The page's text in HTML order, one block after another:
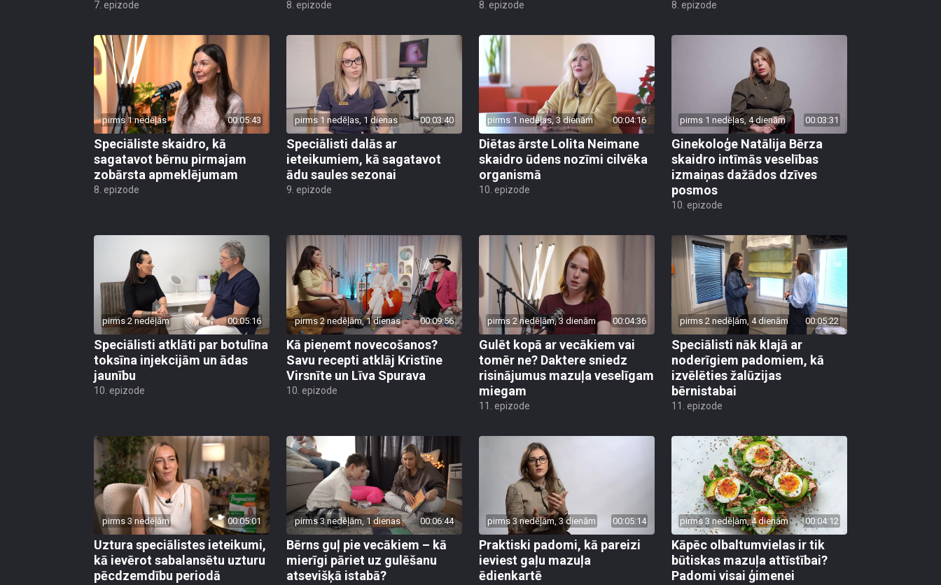
7. epizode 8. epizode 8. epizode 8. epizode
pirms 1 nedēļas 00:05:43
Speciāliste skaidro, kā
sagatavot bērnu pirmajam
zobārsta apmeklējumam
8. epizode
pirms 1 nedēļas, 1 dienas 00:03:40
Speciālisti dalās ar
ieteikumiem, kā sagatavot
ādu saules sezonai
9. epizode
pirms 1 nedēļas, 3 dienām 00:04:16
Diētas ārste Lolita Neimane
skaidro ūdens nozīmi cilvēka
organismā
10. epizode
pirms 1 nedēļas, 4 dienām 00:03:31
Ginekoloģe Natālija Bērza
skaidro intīmās veselības
izmaiņas dažādos dzīves
posmos
10. epizode
pirms 2 nedēļām 00:05:16
Speciālisti atklāti par botulīna
toksīna injekcijām un ādas
jaunību
10. epizode
pirms 2 nedēļām, 1 dienas 00:09:56
Kā pieņemt novecošanos?
Savu recepti atklāj Kristīne
Virsnīte un Līva Spurava
10. epizode
pirms 2 nedēļām, 3 dienām 00:04:36
Gulēt kopā ar vecākiem vai
tomēr ne? Daktere sniedz
risinājumus mazuļa veselīgam
miegam
11. epizode
pirms 2 nedēļām, 4 dienām 00:05:22
Speciālisti nāk klajā ar
noderīgiem padomiem, kā
izvēlēties žalūzijas
bērnistabai
11. epizode
pirms 3 nedēļām 00:05:01
Uztura speciālistes ieteikumi,
kā ievērot sabalansētu uzturu
pēcdzemdību periodā
pirms 3 nedēļām, 1 dienas 00:06:44
Bērns guļ pie vecākiem – kā
mierīgi pāriet uz gulēšanu
atsevišķā istabā?
pirms 3 nedēļām, 3 dienām 00:05:14
Praktiski padomi, kā pareizi
ieviest gaļu mazuļa
ēdienkartē
pirms 3 nedēļām, 4 dienām 00:04:12
Kāpēc olbaltumvielas ir tik
būtiskas mazuļa attīstībai?
Padomi visai ģimenei